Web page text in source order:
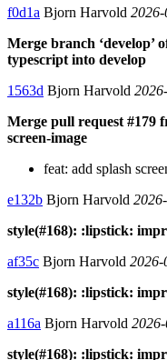
f0d1a Bjorn Harvold
Merge branch ‘develop’
typescript into develop
1563d Bjorn Harvold
Merge pull request #179
screen-image
feat: add splash
e132b Bjorn Harvold
style(#168): :lipstick:
af35c Bjorn Harvold 2026-
style(#168): :lipstick:
a116a Bjorn Harvold
style(#168): :lipstick: